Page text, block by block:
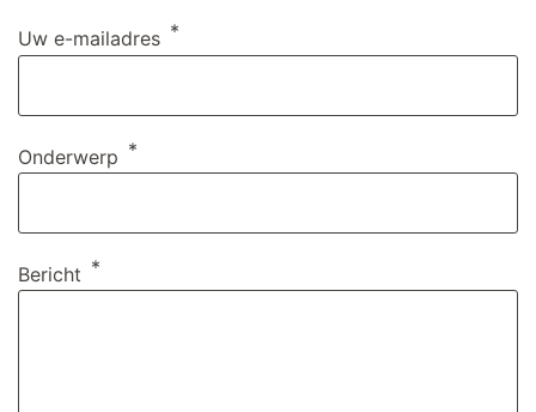
Uw e-mailadres
Onderwerp
Bericht